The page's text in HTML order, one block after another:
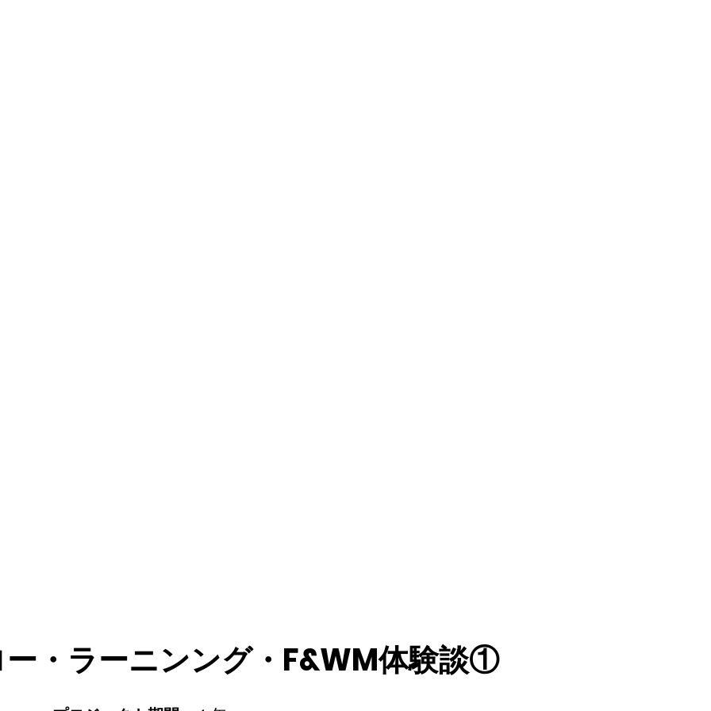
ー・ラーニンング・F&WM体験談①